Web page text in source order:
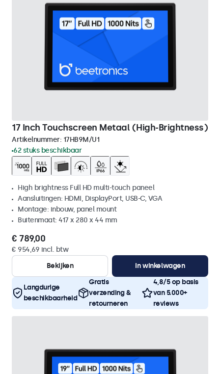
17 Inch Touchscreen Metaal (High-Brightness)
Artikelnummer: 17HB9M/U1
62 stuks beschikbaar
High brightness Full HD multi-touch paneel
Aansluitingen: HDMI, DisplayPort, USB-C, VGA
Montage: inbouw, panel mount
Buitenmaat: 417 x 280 x 44 mm
€ 789,00
€ 954,69 incl. btw
Bekijken
In winkelwagen
Langdurige
beschikbaarheid
Gratis
verzending &
retourneren
4,8/5 op basis
van 5.000+
reviews